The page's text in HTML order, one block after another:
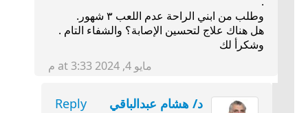
وطلب من ابني الراحة عدم اللعب ٣ شهور.
هل هناك علاج لتحسين الإصابة؟ والشفاء التام .
وشكرأ لك
مايو 4, 2024 at 3:33 م
د/ هشام عبدالباقي Reply